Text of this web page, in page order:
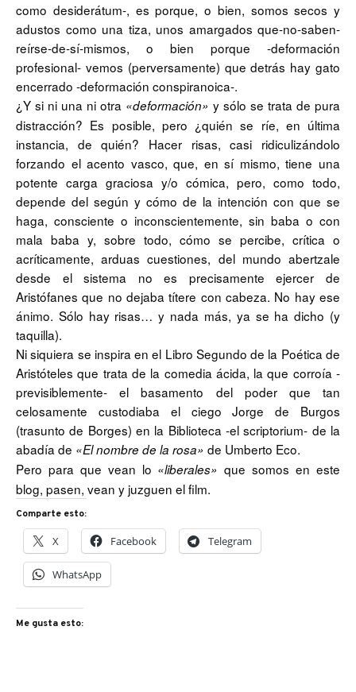
como desiderátum-, es porque, o bien, somos secos y
adustos como una tiza, unos amargados que-no-saben-
reírse-de-sí-mismos, o bien porque -deformación
profesional- vemos (perversamente) que detrás hay gato
encerrado -deformación conspiranoica-.
¿Y si ni una ni otra «deformación» y sólo se trata de pura
distracción? Es posible, pero ¿quién se ríe, en última
instancia, de quién? Hacer risas, casi ridiculizándolo
forzando el acento vasco, que, en sí mismo, tiene una
potente carga graciosa y/o cómica, pero, como todo,
depende del según y cómo de la intención con que se
haga, consciente o inconscientemente, sin baba o con
mala baba y, sobre todo, cómo se percibe, crítica o
acríticamente, arduas cuestiones, del mundo abertzale
desde el sistema no es precisamente ejercer de
Aristófanes que no dejaba títere con cabeza. No hay ese
ánimo. Sólo hay risas… y nada más, ya se ha dicho (y
taquilla).
Ni siquiera se inspira en el Libro Segundo de la Poética de
Aristóteles que trata de la comedia ácida, la que corroía -
previsiblemente- el basamento del poder que tan
celosamente custodiaba el ciego Jorge de Burgos
(trasunto de Borges) en la Biblioteca -el scriptorium- de la
abadía de «El nombre de la rosa» de Umberto Eco.
Pero para que vean lo «liberales» que somos en este
blog, pasen, vean y juzguen el film.
Comparte esto:
X Facebook Telegram
WhatsApp
Me gusta esto: